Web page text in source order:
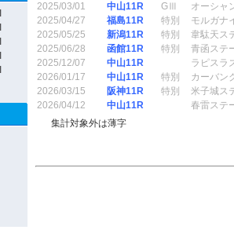
2025/03/01
中山11R GⅢ
オーシャ
2025/04/27
福島11R 特別
モルガナ
2025/05/25
新潟11R 特別
韋駄天ス
2025/06/28
函館11R 特別
青函ステ
2025/12/07
中山11R
ラピスラ
2026/01/17
中山11R 特別
カーバン
2026/03/15
阪神11R 特別
米子城ス
2026/04/12
中山11R
春雷ステ
集計対象外は薄字